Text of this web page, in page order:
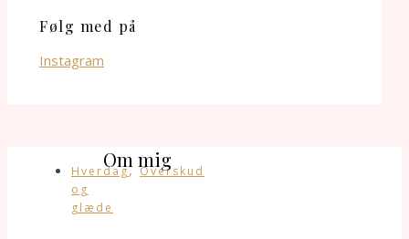
Følg med på
Instagram
Hverdag,Overskud
og
glæde
Om mig